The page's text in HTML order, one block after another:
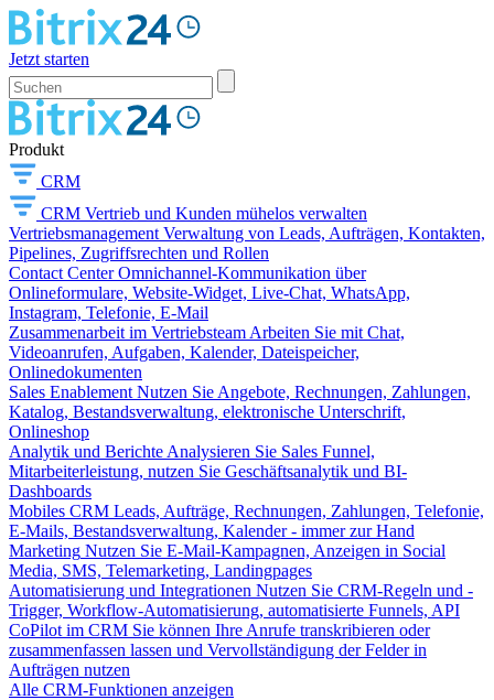
Jetzt starten
Produkt
CRM
CRM Vertrieb und Kunden mühelos verwalten
Vertriebsmanagement Verwaltung von Leads, Aufträgen, Kontakten,
Pipelines, Zugriffsrechten und Rollen
Contact Center Omnichannel-Kommunikation über
Onlineformulare, Website-Widget, Live-Chat, WhatsApp,
Instagram, Telefonie, E-Mail
Zusammenarbeit im Vertriebsteam Arbeiten Sie mit Chat,
Videoanrufen, Aufgaben, Kalender, Dateispeicher,
Onlinedokumenten
Sales Enablement Nutzen Sie Angebote, Rechnungen, Zahlungen,
Katalog, Bestandsverwaltung, elektronische Unterschrift,
Onlineshop
Analytik und Berichte Analysieren Sie Sales Funnel,
Mitarbeiterleistung, nutzen Sie Geschäftsanalytik und BI-
Dashboards
Mobiles CRM Leads, Aufträge, Rechnungen, Zahlungen, Telefonie,
E-Mails, Bestandsverwaltung, Kalender - immer zur Hand
Marketing Nutzen Sie E-Mail-Kampagnen, Anzeigen in Social
Media, SMS, Telemarketing, Landingpages
Automatisierung und Integrationen Nutzen Sie CRM-Regeln und -
Trigger, Workflow-Automatisierung, automatisierte Funnels, API
CoPilot im CRM Sie können Ihre Anrufe transkribieren oder
zusammenfassen lassen und Vervollständigung der Felder in
Aufträgen nutzen
Alle CRM-Funktionen anzeigen